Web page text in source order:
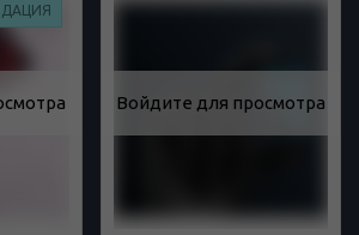
Войдите для просмотра